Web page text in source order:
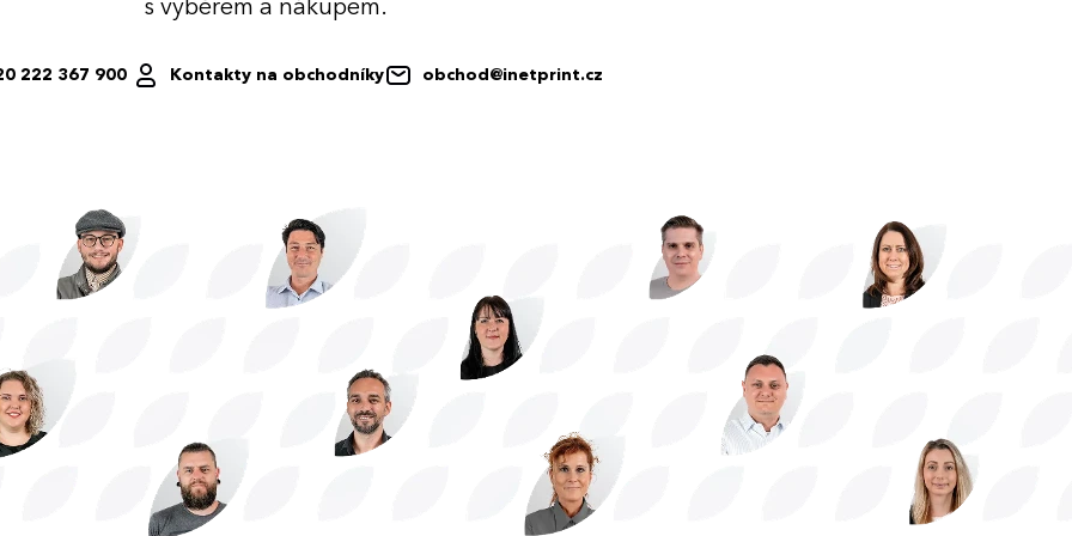
s výběrem a nákupem.
222 367 900 Kontakty na obchodníky obchod@inetprint.cz